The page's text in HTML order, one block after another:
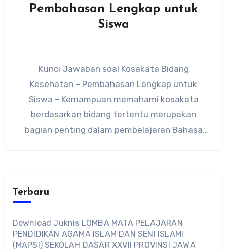
Pembahasan Lengkap untuk
Siswa
Kunci Jawaban soal Kosakata Bidang
Kesehatan – Pembahasan Lengkap untuk
Siswa – Kemampuan memahami kosakata
berdasarkan bidang tertentu merupakan
bagian penting dalam pembelajaran Bahasa
Terbaru
Download Juknis LOMBA MATA PELAJARAN
PENDIDIKAN AGAMA ISLAM DAN SENI ISLAMI
(MAPSI) SEKOLAH DASAR XXVII PROVINSI JAWA